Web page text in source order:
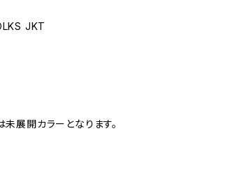
JKT
展開カラーとなります。